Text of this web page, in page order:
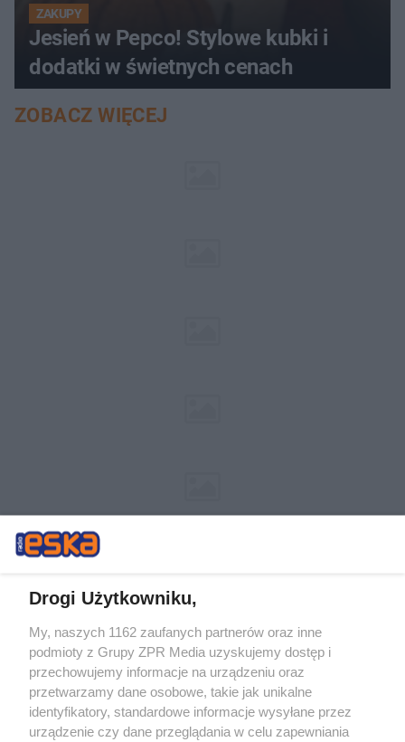
ZAKUPY
Jesień w Pepco! Stylowe kubki i
dodatki w świetnych cenach
ZOBACZ WIĘCEJ
Żaden utwór zamieszczony w serwisie nie może być powielany i
rozpowszechniany lub dalej rozpowszechniany w jakikolwiek sposób (w
tym także elektroniczny lub mechaniczny) na jakimkolwiek polu
eksploatacji w jakiejkolwiek formie, włącznie z umieszczaniem w
Internecie bez pisemnej zgody właściciela praw. Jakiekolwiek użycie lub
wykorzystanie utworów w całości lub w części z naruszeniem prawa,
tzn. bez właściwej zgody, jest zabronione pod groźbą kary i może być
Drogi Użytkowniku,
My, naszych 1162 zaufanych partnerów oraz inne
podmioty z Grupy ZPR Media uzyskujemy dostęp i
przechowujemy informacje na urządzeniu oraz
przetwarzamy dane osobowe, takie jak unikalne
identyfikatory, standardowe informacje wysyłane przez
urządzenie czy dane przeglądania w celu zapewniania